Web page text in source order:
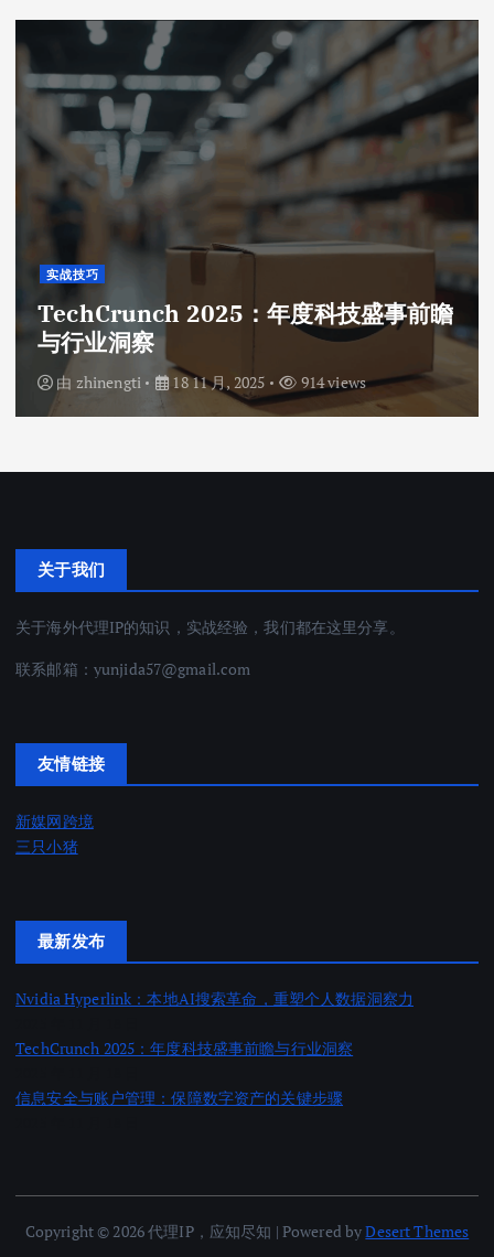
实战技巧
TechCrunch 2025：年度科技盛事前瞻
与行业洞察
由 zhinengti 18 11 月, 2025 914 views
关于我们
关于海外代理IP的知识，实战经验，我们都在这里分享。
联系邮箱： yunjida57@gmail.com
友情链接
新媒网跨境
三只小猪
最新发布
Nvidia Hyperlink：本地AI搜索革命，重塑个人数据洞察力
TechCrunch 2025：年度科技盛事前瞻与行业洞察
信息安全与账户管理：保障数字资产的关键步骤
Copyright © 2026 代理IP，应知尽知 | Powered byDesert Themes